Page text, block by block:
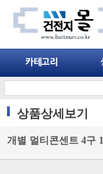
상품상세보기
개별 멀티콘센트 4구